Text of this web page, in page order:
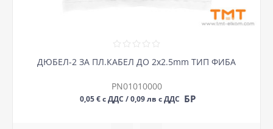
ДЮБЕЛ-2 ЗА ПЛ.КАБЕЛ ДО 2х2.5mm ТИП ФИБА
PN01010000
0,05 € с ДДС / 0,09 лв с ДДС БР